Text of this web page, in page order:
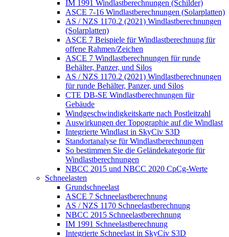
IM 1991 Windlastberechnungen (Schilder)
ASCE 7-16 Windlastberechnungen (Solarplatten)
AS / NZS 1170.2 (2021) Windlastberechnungen
(Solarplatten)
ASCE 7 Beispiele für Windlastberechnung für
offene Rahmen/Zeichen
ASCE 7 Windlastberechnungen für runde
Behälter, Panzer, und Silos
AS / NZS 1170.2 (2021) Windlastberechnungen
für runde Behälter, Panzer, und Silos
CTE DB-SE Windlastberechnungen für
Gebäude
Windgeschwindigkeitskarte nach Postleitzahl
Auswirkungen der Topographie auf die Windlast
Integrierte Windlast in SkyCiv S3D
Standortanalyse für Windlastberechnungen
So bestimmen Sie die Geländekategorie für
Windlastberechnungen
NBCC 2015 und NBCC 2020 CpCg-Werte
Schneelasten
Grundschneelast
ASCE 7 Schneelastberechnung
AS / NZS 1170 Schneelastberechnung
NBCC 2015 Schneelastberechnung
IM 1991 Schneelastberechnung
Integrierte Schneelast in SkyCiv S3D